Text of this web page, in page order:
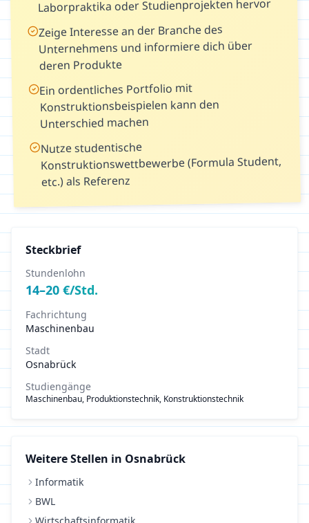
Laborpraktika oder Studienprojekten hervor
Zeige Interesse an der Branche des
Unternehmens und informiere dich über
deren Produkte
Ein ordentliches Portfolio mit
Konstruktionsbeispielen kann den
Unterschied machen
Nutze studentische
Konstruktionswettbewerbe (Formula Student,
etc.) als Referenz
Steckbrief
Stundenlohn
14–20 €/Std.
Fachrichtung
Maschinenbau
Stadt
Osnabrück
Studiengänge
Maschinenbau, Produktionstechnik, Konstruktionstechnik
Weitere Stellen in Osnabrück
Informatik
BWL